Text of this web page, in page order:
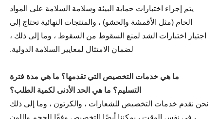
يتم إجراء اختبارات حماية البيئة وسلامة السلامة على المواد
الخام (مثل الأقمشة والحشو) ، والمنتجات النهائية تحتاج إلى
اجتياز اختبارات الشد لمنع السقوط من السقوط ، وما إلى ذلك ،
لضمان الامتثال لمعايير السلامة الدولية.
ما هي خدمات التخصيص التي تقدمها؟ ما هي مدة فترة
التسليم؟ ما هي الحد الأدنى لكمية الطلب؟
نحن نقدم خدمات التخصيص للشعارات ، والكرتون ، وما إلى ذلك